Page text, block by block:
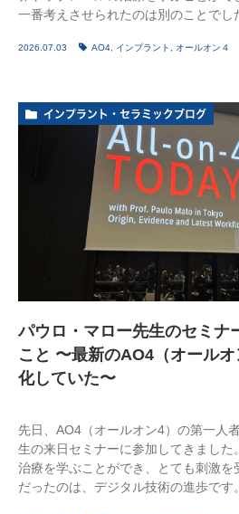
一番考えさせられたのは別のことで
2026.07.03 AO4 インプラント オールオン４
インプラント・セラミックブログ
パウロ・マロー先生のセミナ
こと 〜最新のAO4（オール
化していた〜
先日、AO4（オールオン4）の第一人
生の来日セミナーに参加してきまし
治療を学ぶことができ、とても刺激を
だったのは、デジタル技術の進歩で